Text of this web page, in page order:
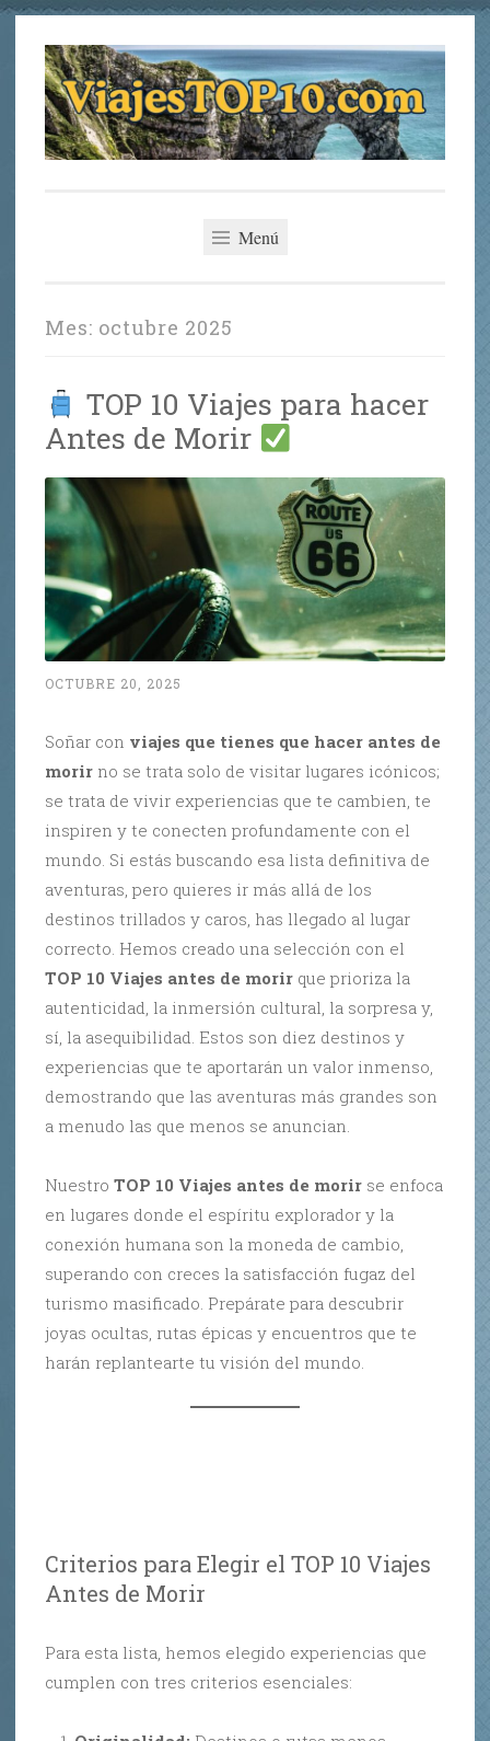
Saltar
al
contenido
Menú
Mes: octubre 2025
TOP 10 Viajes para hacer
Antes de Morir
OCTUBRE 20, 2025
Soñar con viajes que tienes que hacer antes de
morir no se trata solo de visitar lugares icónicos;
se trata de vivir experiencias que te cambien, te
inspiren y te conecten profundamente con el
mundo. Si estás buscando esa lista definitiva de
aventuras, pero quieres ir más allá de los
destinos trillados y caros, has llegado al lugar
correcto. Hemos creado una selección con el
TOP 10 Viajes antes de morir que prioriza la
autenticidad, la inmersión cultural, la sorpresa y,
sí, la asequibilidad. Estos son diez destinos y
experiencias que te aportarán un valor inmenso,
demostrando que las aventuras más grandes son
a menudo las que menos se anuncian.
Nuestro TOP 10 Viajes antes de morir se enfoca
en lugares donde el espíritu explorador y la
conexión humana son la moneda de cambio,
superando con creces la satisfacción fugaz del
turismo masificado. Prepárate para descubrir
joyas ocultas, rutas épicas y encuentros que te
harán replantearte tu visión del mundo.
Criterios para Elegir el TOP 10 Viajes
Antes de Morir
Para esta lista, hemos elegido experiencias que
cumplen con tres criterios esenciales: